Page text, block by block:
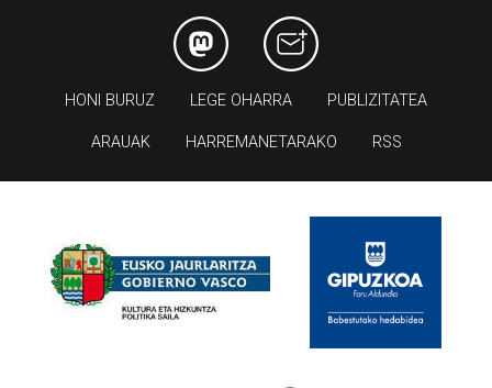
HONI BURUZ LEGE OHARRA PUBLIZITATEA
ARAUAK HARREMANETARAKO RSS